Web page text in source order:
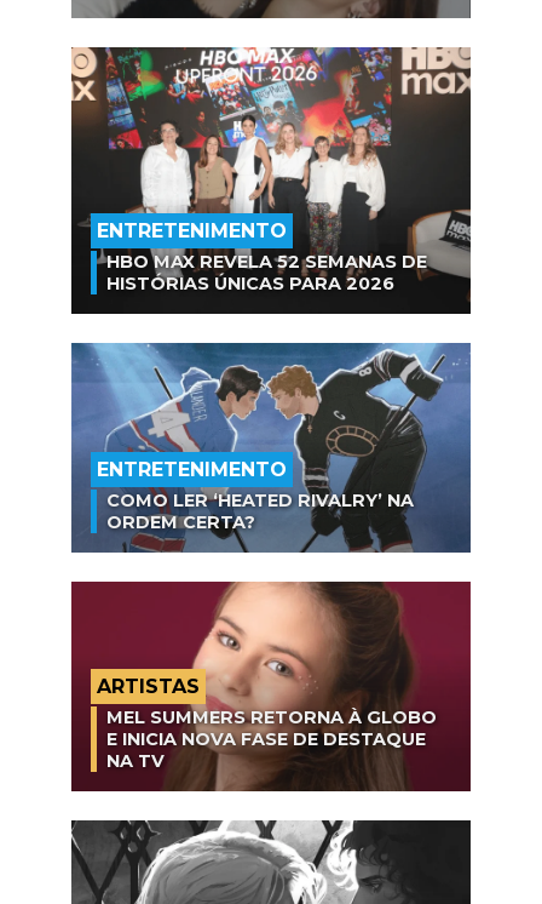
ENTRETENIMENTO
HBO MAX REVELA 52 SEMANAS DE
HISTÓRIAS ÚNICAS PARA 2026
ENTRETENIMENTO
COMO LER ‘HEATED RIVALRY’ NA
ORDEM CERTA?
ARTISTAS
MEL SUMMERS RETORNA À GLOBO
E INICIA NOVA FASE DE DESTAQUE
NA TV